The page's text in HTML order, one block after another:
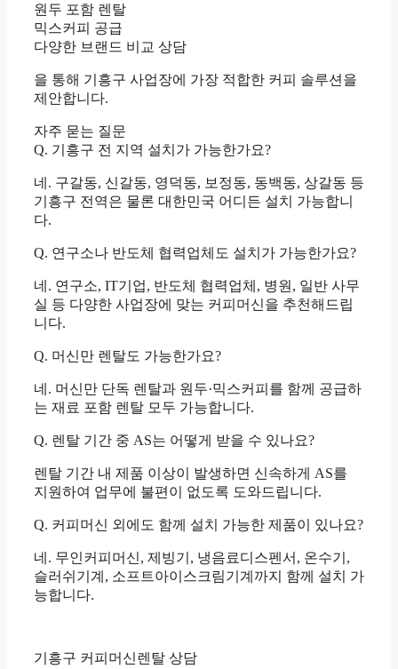
원두 포함 렌탈
믹스커피 공급
다양한 브랜드 비교 상담
을 통해 기흥구 사업장에 가장 적합한 커피 솔루션을
제안합니다.
자주 묻는 질문
Q. 기흥구 전 지역 설치가 가능한가요?
네. 구갈동, 신갈동, 영덕동, 보정동, 동백동, 상갈동 등
기흥구 전역은 물론 대한민국 어디든 설치 가능합니
다.
Q. 연구소나 반도체 협력업체도 설치가 가능한가요?
네. 연구소, IT기업, 반도체 협력업체, 병원, 일반 사무
실 등 다양한 사업장에 맞는 커피머신을 추천해드립
니다.
Q. 머신만 렌탈도 가능한가요?
네. 머신만 단독 렌탈과 원두·믹스커피를 함께 공급하
는 재료 포함 렌탈 모두 가능합니다.
Q. 렌탈 기간 중 AS는 어떻게 받을 수 있나요?
렌탈 기간 내 제품 이상이 발생하면 신속하게 AS를
지원하여 업무에 불편이 없도록 도와드립니다.
Q. 커피머신 외에도 함께 설치 가능한 제품이 있나요?
네. 무인커피머신, 제빙기, 냉음료디스펜서, 온수기,
슬러쉬기계, 소프트아이스크림기계까지 함께 설치 가
능합니다.
기흥구 커피머신렌탈 상담